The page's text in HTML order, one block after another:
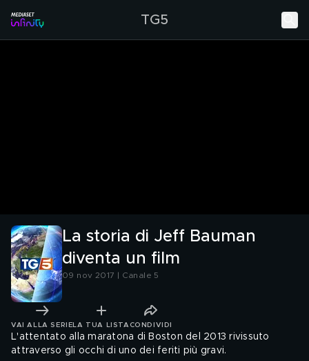
TG5
La storia di Jeff Bauman
diventa un film
09 nov 2017 | Canale 5
VAI ALLA SERIE LA TUA LISTA CONDIVIDI
L'attentato alla maratona di Boston del 2013 rivissuto
attraverso gli occhi di uno dei feriti più gravi.